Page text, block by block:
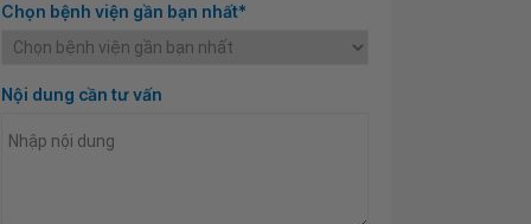
Chọn bệnh viện gần bạn nhất*
Nội dung cần tư vấn